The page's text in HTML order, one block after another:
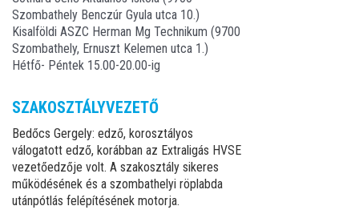
Szombathely Benczúr Gyula utca 10.)
Kisalföldi ASZC Herman Mg Technikum (9700
Szombathely, Ernuszt Kelemen utca 1.)
Hétfő- Péntek 15.00-20.00-ig
SZAKOSZTÁLYVEZETŐ
Bedőcs Gergely: edző, korosztályos
válogatott edző, korábban az Extraligás HVSE
vezetőedzője volt. A szakosztály sikeres
működésének és a szombathelyi röplabda
utánpótlás felépítésének motorja.